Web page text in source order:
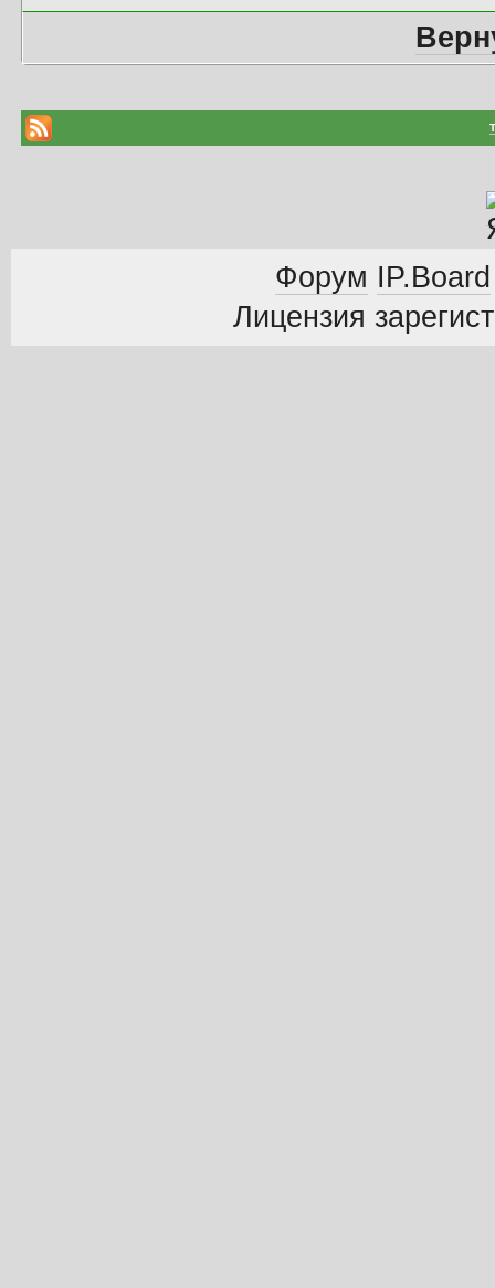
Форум IP.Board
Лицензия